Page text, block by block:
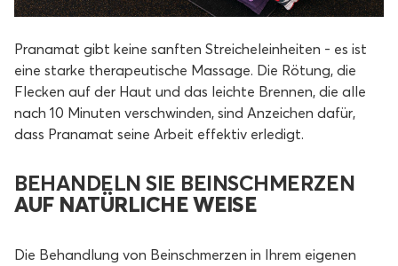
Pranamat gibt keine sanften Streicheleinheiten - es ist
eine starke therapeutische Massage. Die Rötung, die
Flecken auf der Haut und das leichte Brennen, die alle
nach 10 Minuten verschwinden, sind Anzeichen dafür,
dass Pranamat seine Arbeit effektiv erledigt.
BEHANDELN SIE BEINSCHMERZEN
AUF NATÜRLICHE WEISE
Die Behandlung von Beinschmerzen in Ihrem eigenen